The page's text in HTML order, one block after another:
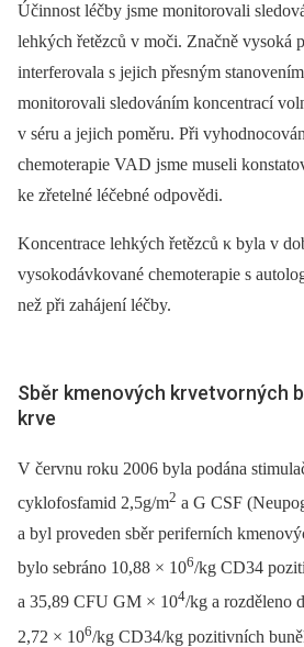
Účinnost léčby jsme monitorovali
lehkých řetězců v moči. Značně vysoká
interferovala s jejich přesným
monitorovali sledováním koncentrací
v séru a jejich poměru. Při
chemoterapie VAD jsme museli
ke zřetelné léčebné odpovědi.
Koncentrace lehkých řetězců κ byla v
vysokodávkované chemoterapie s
než při zahájení léčby.
Sběr kmenových krvetvorných
krve
V červnu roku 2006 byla podána
cyklofosfamid 2,5g/m2 a G CSF
a byl proveden sběr periferních
bylo sebráno 10,88 × 106/kg CD34
a 35,89 CFU GM × 104/kg a rozděleno
2,72 × 106/kg CD34/kg pozitivních